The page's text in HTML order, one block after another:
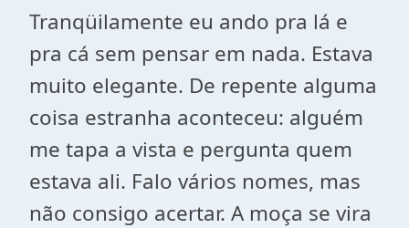
Tranqüilamente eu ando pra lá e
pra cá sem pensar em nada. Estava
muito elegante. De repente alguma
coisa estranha aconteceu: alguém
me tapa a vista e pergunta quem
estava ali. Falo vários nomes, mas
não consigo acertar. A moça se vira